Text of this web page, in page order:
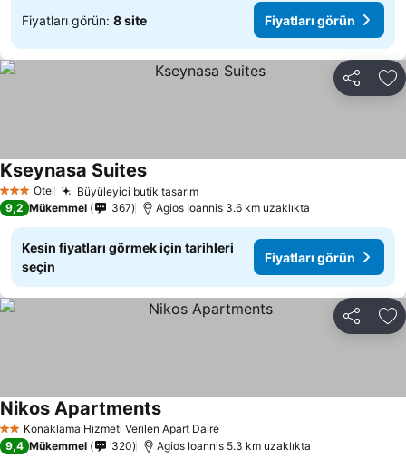
Fiyatları görün: 8 site Fiyatları görün
Paylaş
3 YıldızOtel Büyüleyici butik tasarımFiyatları görün
Kseynasa SuitesFiyatları görün
9,2 Mükemmel 367 Agios Ioannis 3.6 km uzaklıkta
Kesin fiyatları görmek için tarihleri
seçin
Fiyatları görün
Paylaş
2 YıldızKonaklama Hizmeti Verilen Apart Daire
Nikos ApartmentsFiyatları görün
9,4 Mükemmel 320 Agios Ioannis 5.3 km uzaklıkta